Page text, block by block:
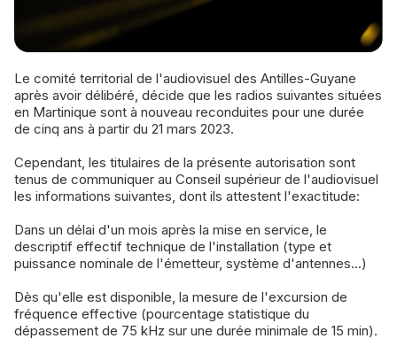
Le comité territorial de l'audiovisuel des Antilles-Guyane
après avoir délibéré, décide que les radios suivantes situées
en Martinique sont à nouveau reconduites pour une durée
de cinq ans à partir du 21 mars 2023.
Cependant, les titulaires de la présente autorisation sont
tenus de communiquer au Conseil supérieur de l'audiovisuel
les informations suivantes, dont ils attestent l'exactitude:
Dans un délai d'un mois après la mise en service, le
descriptif effectif technique de l'installation (type et
puissance nominale de l'émetteur, système d'antennes...)
Dès qu'elle est disponible, la mesure de l'excursion de
fréquence effective (pourcentage statistique du
dépassement de 75 kHz sur une durée minimale de 15 min).